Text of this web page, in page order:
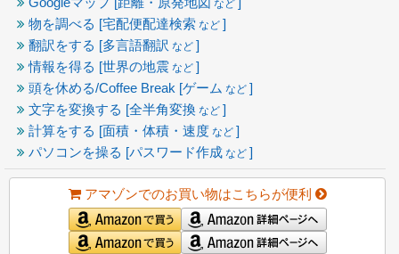
など
物を調べる [宅配便配達検索 など ]
翻訳をする [多言語翻訳 など ]
情報を得る [世界の地震 など ]
頭を休める/Coffee Break [ゲーム など ]
文字を変換する [全半角変換 など ]
計算をする [面積・体積・速度 など ]
パソコンを操る [パスワード作成 など ]
アマゾンでのお買い物はこちらが便利